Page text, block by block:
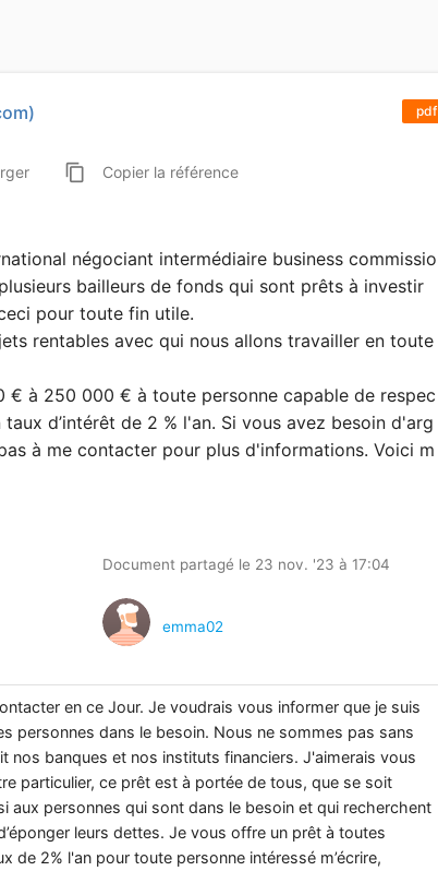
pdf
)
content_copy Copierla référence
négociant intermédiaire business commissio
bailleurs de fonds qui sont prêts à investir
pour toute fin utile.
rentables avec qui nous allons travailler en toute
à 250 000 € à toute personne capable de respec
d’intérêt de 2 % l'an. Si vous avez besoin d'arg
à me contacter pour plus d'informations. Voici m
Document partagé le 23 nov. '23 à 17:04
emma02
en ce Jour. Je voudrais vous informer que je suis
personnes dans le besoin. Nous ne sommes pas sans
nos banques et nos instituts financiers. J'aimerais vous
particulier, ce prêt est à portée de tous, que se soit
aux personnes qui sont dans le besoin et qui recherchent
leurs dettes. Je vous offre un prêt à toutes
de 2% l'an pour toute personne intéressé m’écrire,